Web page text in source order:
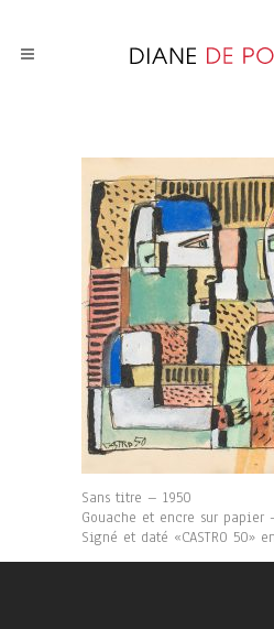
Sans titre – 1950
Gouache et encre sur papier
Signé et daté «CASTRO 50»